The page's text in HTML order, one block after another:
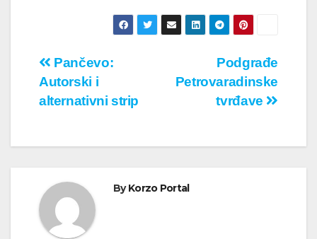
Кретање
чланка
Podgrađe
Petrovaradinske
tvrđave
Pančevo:
Autorski i
alternativni strip
ByKorzo Portal